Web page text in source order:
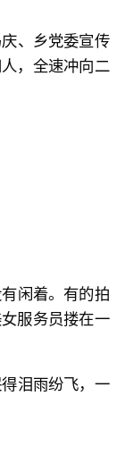
、乡党委宣传
，全速冲向二
闲着。有的拍
服务员搂在一
泪雨纷飞，一